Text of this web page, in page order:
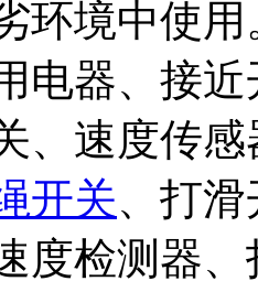
环境中使
电器、接
、速度传
开关、打
度检测器